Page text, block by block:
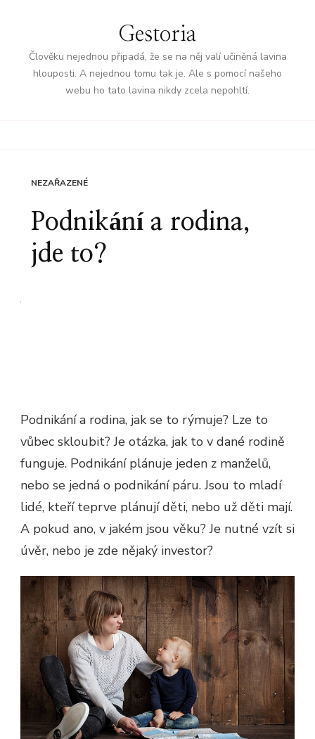
Gestoria
Člověku nejednou připadá, že se na něj valí učiněná lavina
hlouposti. A nejednou tomu tak je. Ale s pomocí našeho
webu ho tato lavina nikdy zcela nepohltí.
NEZAŘAZENÉ
Podnikání a rodina,
jde to?
Podnikání a rodina, jak se to rýmuje? Lze to
vůbec skloubit? Je otázka, jak to v dané rodině
funguje. Podnikání plánuje jeden z manželů,
nebo se jedná o podnikání páru. Jsou to mladí
lidé, kteří teprve plánují děti, nebo už děti mají.
A pokud ano, v jakém jsou věku? Je nutné vzít si
úvěr, nebo je zde nějaký investor?